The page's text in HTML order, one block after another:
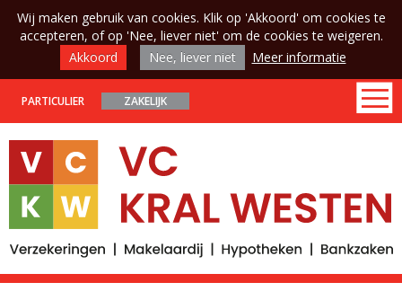
Wij maken gebruik van cookies. Klik op 'Akkoord' om cookies te
accepteren, of op 'Nee, liever niet' om de cookies te weigeren.
Akkoord
Nee, liever niet Meer informatie
PARTICULIER ZAKELIJK